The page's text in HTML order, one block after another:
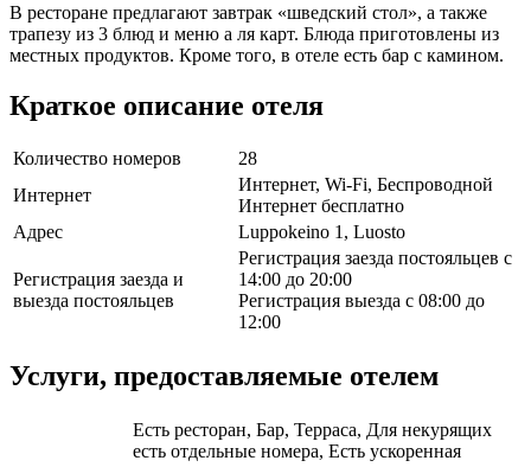
В ресторане предлагают завтрак «шведский стол», а также
трапезу из 3 блюд и меню а ля карт. Блюда приготовлены из
местных продуктов. Кроме того, в отеле есть бар с камином.
Краткое описание отеля
Количество номеров
28
Интернет
Интернет, Wi-Fi, Беспроводной
Интернет бесплатно
Адрес
Luppokeino 1, Luosto
Регистрация заезда и
выезда постояльцев
Регистрация заезда постояльцев с
14:00 до 20:00
Регистрация выезда с 08:00 до
12:00
Услуги, предоставляемые отелем
Есть ресторан, Бар, Терраса, Для некурящих
есть отдельные номера, Есть ускоренная